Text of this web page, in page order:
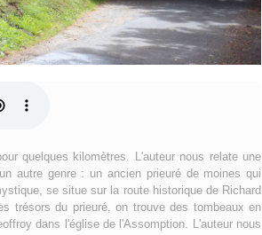
quelques kilomètres. L'auteur nous relate une
autre genre : un ancien prieuré de moines qui
se situe sur la route historique de Richard
trésors du prieuré, on trouve des tombeaux en
dans l'église de l'Assomption. L'auteur nous